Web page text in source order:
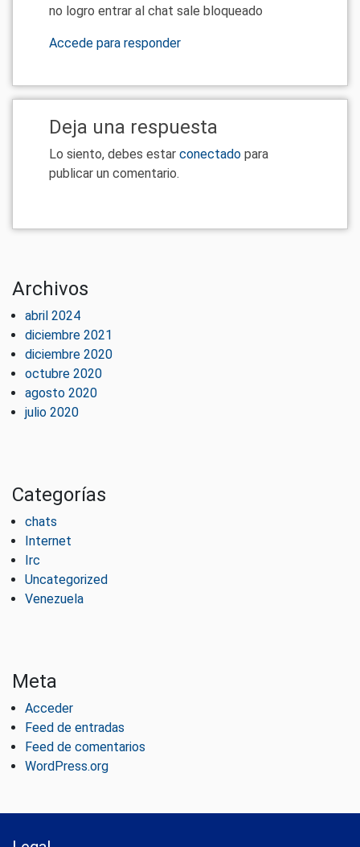
no logro entrar al chat sale bloqueado
Accede para responder
Deja una respuesta
Lo siento, debes estar conectado para
publicar un comentario.
Archivos
abril 2024
diciembre 2021
diciembre 2020
octubre 2020
agosto 2020
julio 2020
Categorías
chats
Internet
Irc
Uncategorized
Venezuela
Meta
Acceder
Feed de entradas
Feed de comentarios
WordPress.org